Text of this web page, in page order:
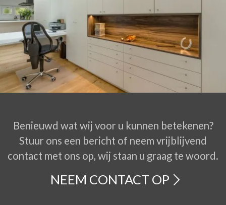
Benieuwd wat wij voor u kunnen betekenen?
Stuur ons een bericht of neem vrijblijvend
contact met ons op, wij staan u graag te woord.
NEEM CONTACT OP